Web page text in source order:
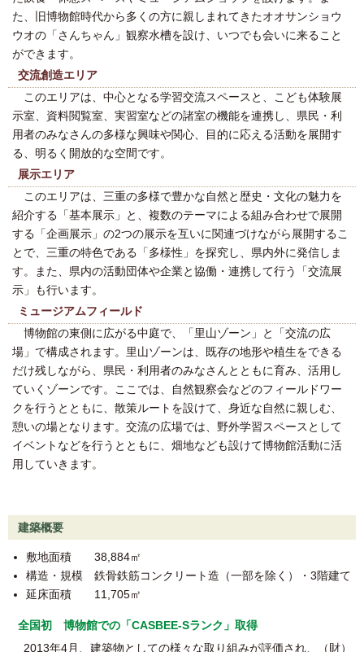
た、旧博物館時代から多くの方に親しまれてきたオオサンショウ
ウオの「さんちゃん」観察水槽を設け、いつでも会いに来ること
ができます。
交流創造エリア
このエリアは、中心となる学習交流スペースと、こども体験展
示室、資料閲覧室、実習室などの諸室の機能を連携し、県民・利
用者のみなさんの多様な興味や関心、目的に応える活動を展開す
る、明るく開放的な空間です。
展示エリア
このエリアは、三重の多様で豊かな自然と歴史・文化の魅力を
紹介する「基本展示」と、複数のテーマによる組み合わせで展開
する「企画展示」の2つの展示を互いに関連づけながら展開するこ
とで、三重の特色である「多様性」を探究し、県内外に発信しま
す。また、県内の活動団体や企業と協働・連携して行う「交流展
示」も行います。
ミュージアムフィールド
博物館の東側に広がる中庭で、「里山ゾーン」と「交流の広
場」で構成されます。里山ゾーンは、既存の地形や植生をできる
だけ残しながら、県民・利用者のみなさんとともに育み、活用し
ていくゾーンです。ここでは、自然観察会などのフィールドワー
クを行うとともに、散策ルートを設けて、身近な自然に親しむ、
憩いの場となります。交流の広場では、野外学習スペースとして
イベントなどを行うとともに、畑地なども設けて博物館活動に活
用していきます。
建築概要
敷地面積 38,884㎡
構造・規模 鉄骨鉄筋コンクリート造（一部を除く）・3階建て
延床面積 11,705㎡
全国初 博物館での「CASBEE-Sランク」取得
2013年4月、建築物としての様々な取り組みが評価され、（財）